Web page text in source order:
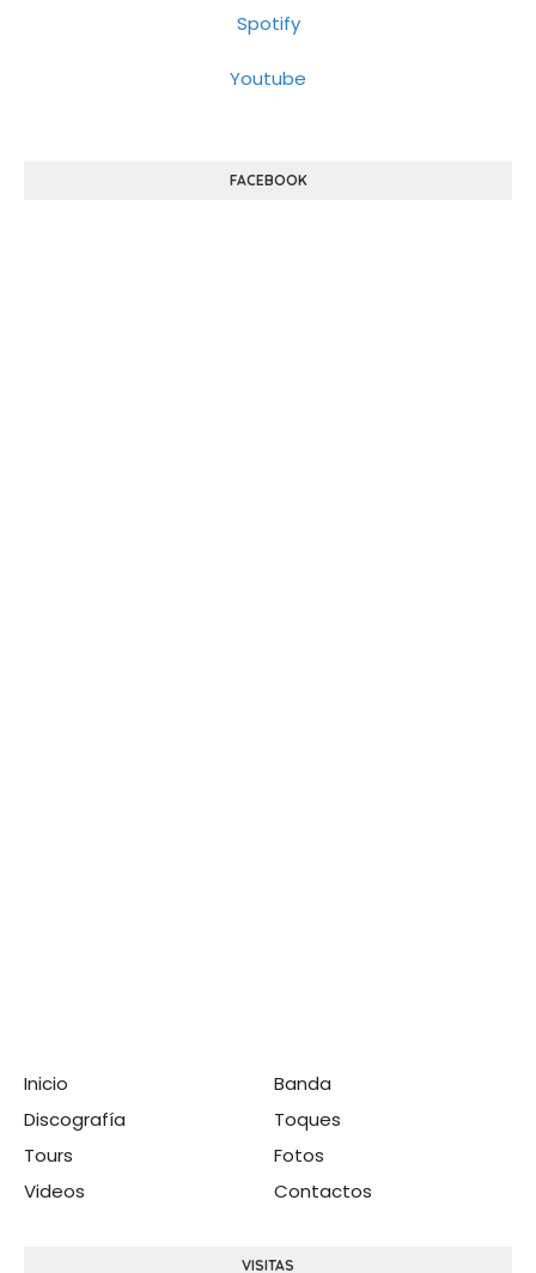
Spotify
Youtube
FACEBOOK
Inicio
Banda
Discografía
Toques
Tours
Fotos
Videos
Contactos
VISITAS